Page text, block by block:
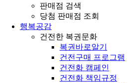
판매점 검색
당첨 판매점 조회
행복공감
건전한 복권문화
복권바로알기
건전구매 프로그램
건전화 캠페인
건전화 책임규정